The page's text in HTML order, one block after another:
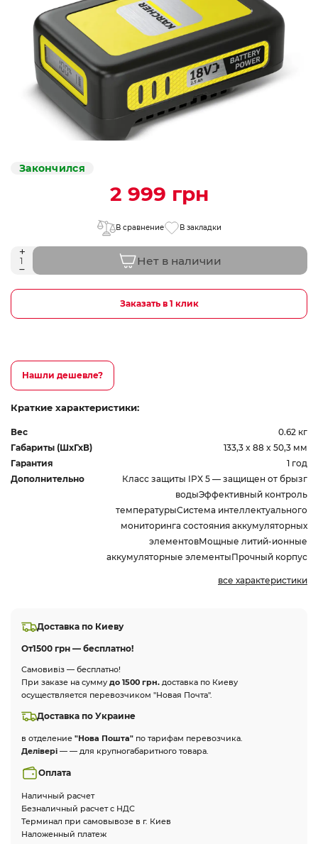
Закончился
2 999 грн
В сравнение В закладки
Нет в наличии
Заказать в 1 клик
Нашли дешевле?
Краткие характеристики:
Вес
0.62 кг
Габариты (ШхГхВ)
133,3 x 88 x 50,3 мм
Гарантия
1 год
Дополнительно
Класс защиты IPX 5 — защищен от брызг
водыЭффективный контроль
температурыСистема интеллектуального
мониторинга состояния аккумуляторных
элементовМощные литий-ионные
аккумуляторные элементыПрочный корпус
все характеристики
Доставка по Киеву
От1500 грн — бесплатно!
Самовивіз — бесплатно!
При заказе на сумму до 1500 грн. доставка по Киеву
осуществляется перевозчиком "Новая Почта".
Доставка по Украине
в отделение "Нова Пошта" по тарифам перевозчика.
Делівері — — для крупногабаритного товара.
Оплата
Наличный расчет
Безналичный расчет с НДС
Терминал при самовывозе в г. Киев
Наложенный платеж